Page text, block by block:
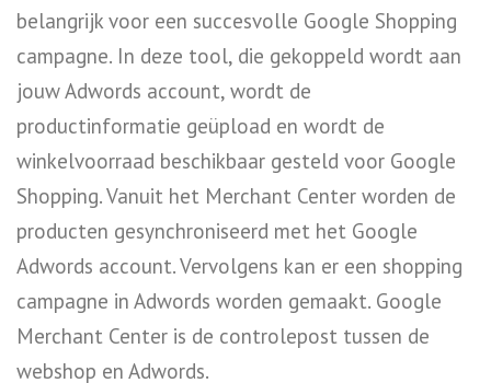
belangrijk voor een succesvolle Google Shopping
campagne. In deze tool, die gekoppeld wordt aan
jouw Adwords account, wordt de
productinformatie geüpload en wordt de
winkelvoorraad beschikbaar gesteld voor Google
Shopping. Vanuit het Merchant Center worden de
producten gesynchroniseerd met het Google
Adwords account. Vervolgens kan er een shopping
campagne in Adwords worden gemaakt. Google
Merchant Center is de controlepost tussen de
webshop en Adwords.